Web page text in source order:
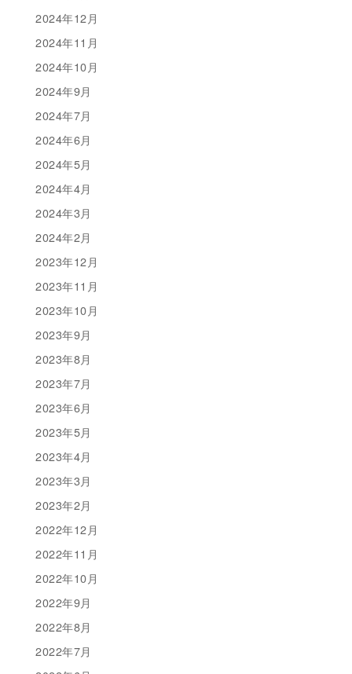
2024年12月
2024年11月
2024年10月
2024年9月
2024年7月
2024年6月
2024年5月
2024年4月
2024年3月
2024年2月
2023年12月
2023年11月
2023年10月
2023年9月
2023年8月
2023年7月
2023年6月
2023年5月
2023年4月
2023年3月
2023年2月
2022年12月
2022年11月
2022年10月
2022年9月
2022年8月
2022年7月